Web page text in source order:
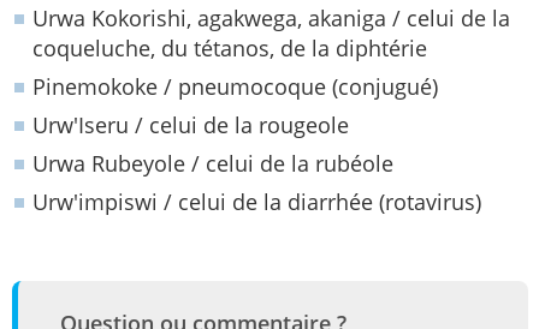
Urwa Kokorishi, agakwega, akaniga / celui de la
coqueluche, du tétanos, de la diphtérie
Pinemokoke / pneumocoque (conjugué)
Urw'Iseru / celui de la rougeole
Urwa Rubeyole / celui de la rubéole
Urw'impiswi / celui de la diarrhée (rotavirus)
Question ou commentaire ?